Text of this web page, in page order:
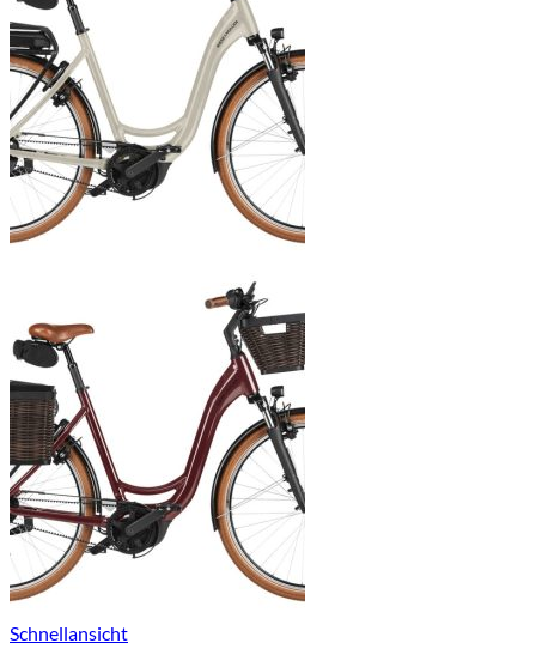
Schnellansicht